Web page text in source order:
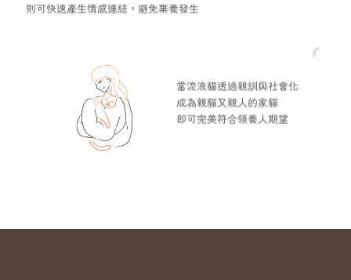
則可快速產生情感連結，避免棄養發生
當流浪貓透過親訓與社會化
成為親貓又親人的家貓
即可完美符合領養人期望